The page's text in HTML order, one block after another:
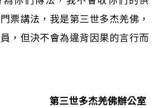
票講法，我是第三世多杰羌佛，
，但決不會為違背因果的言行而
第三世多杰羌佛辦公室